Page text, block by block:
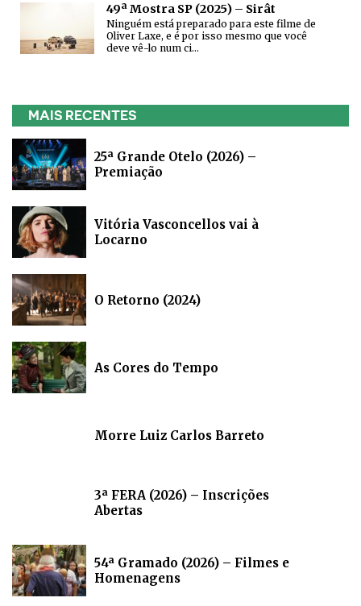
49ª Mostra SP (2025) – Sirât
Ninguém está preparado para este filme de
Oliver Laxe, e é por isso mesmo que você
deve vê-lo num ci…
MAIS RECENTES
25ª Grande Otelo (2026) –
Premiação
Vitória Vasconcellos vai à
Locarno
O Retorno (2024)
As Cores do Tempo
Morre Luiz Carlos Barreto
3ª FERA (2026) – Inscrições
Abertas
54ª Gramado (2026) – Filmes e
Homenagens